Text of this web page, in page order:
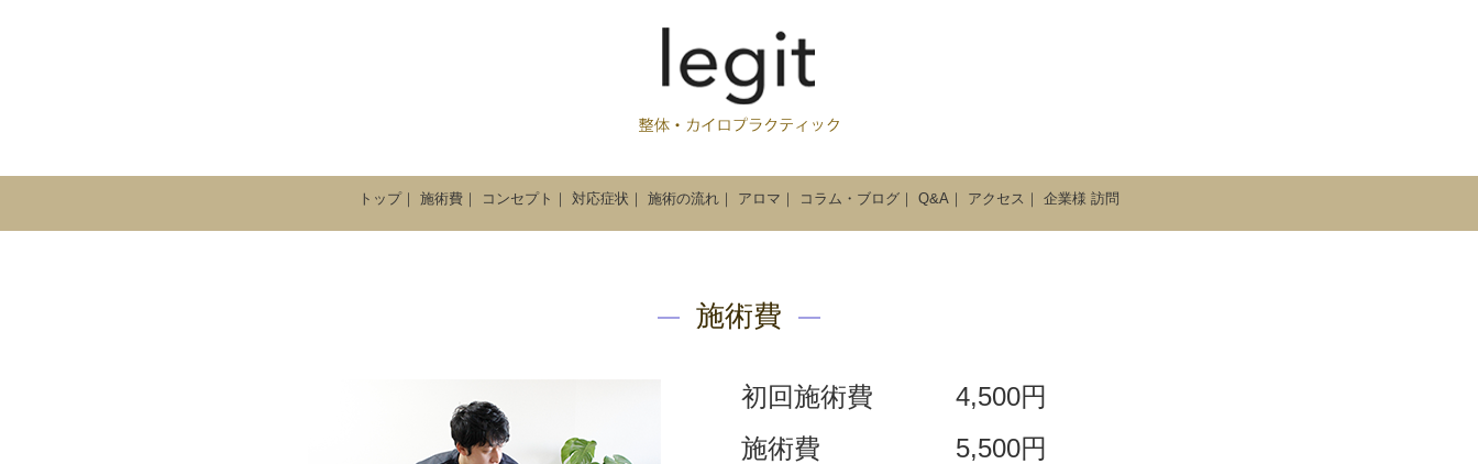
トップ｜ 施術費 ｜ コンセプト ｜ 対応症状 ｜ 施術の流れ ｜ アロマ ｜ コラム・ブログ ｜ Q&A ｜ アクセス ｜ 企業様 訪問
施術費
初回施術費
4,500円
施術費
5,500円